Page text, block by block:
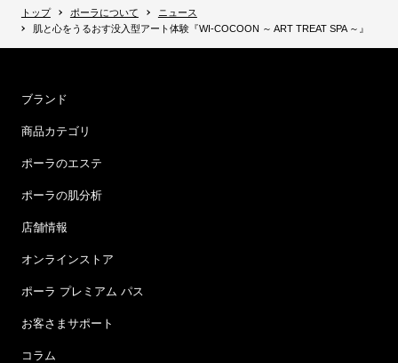
トップ ポーラについて
ニュース
肌と心をうるおす没入型アート体験『WI-COCOON ～ ART TREAT SPA ～』
ブランド
商品カテゴリ
ポーラのエステ
ポーラの肌分析
店舗情報
オンラインストア
ポーラ プレミアム パス
お客さまサポート
コラム